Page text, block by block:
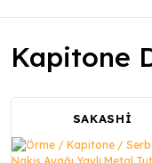
Kapitone
SAKASHİ